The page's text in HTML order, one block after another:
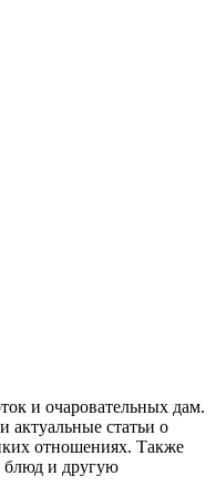
и очаровательных дам.
актуальные статьи о
отношениях. Также
блюд и другую